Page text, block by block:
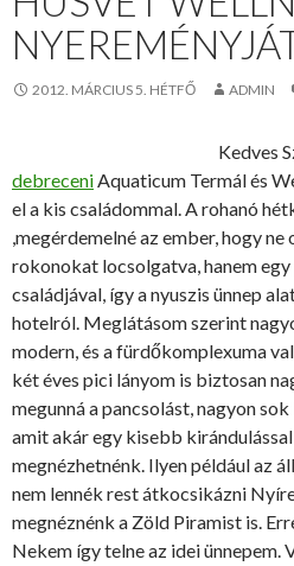
2012. MÁRCIUS 5. HÉTFŐ ADMIN
Kedves
debreceniAquaticum Termál és
el a kis családommal. A rohanó
,megérdemelné az ember, hogy
rokonokat locsolgatva, hanem
családjával, így a nyuszis ünnep
hotelról. Meglátásom szerint
modern, és a fürdőkomplexuma
két éves pici lányom is biztosan
megunná a pancsolást, nagyon
amit akár egy kisebb
megnézhetnénk. Ilyen például az
nem lennék rest átkocsikázni
megnéznénk a Zöld Piramist is.
Nekem így telne az idei ünnepem.